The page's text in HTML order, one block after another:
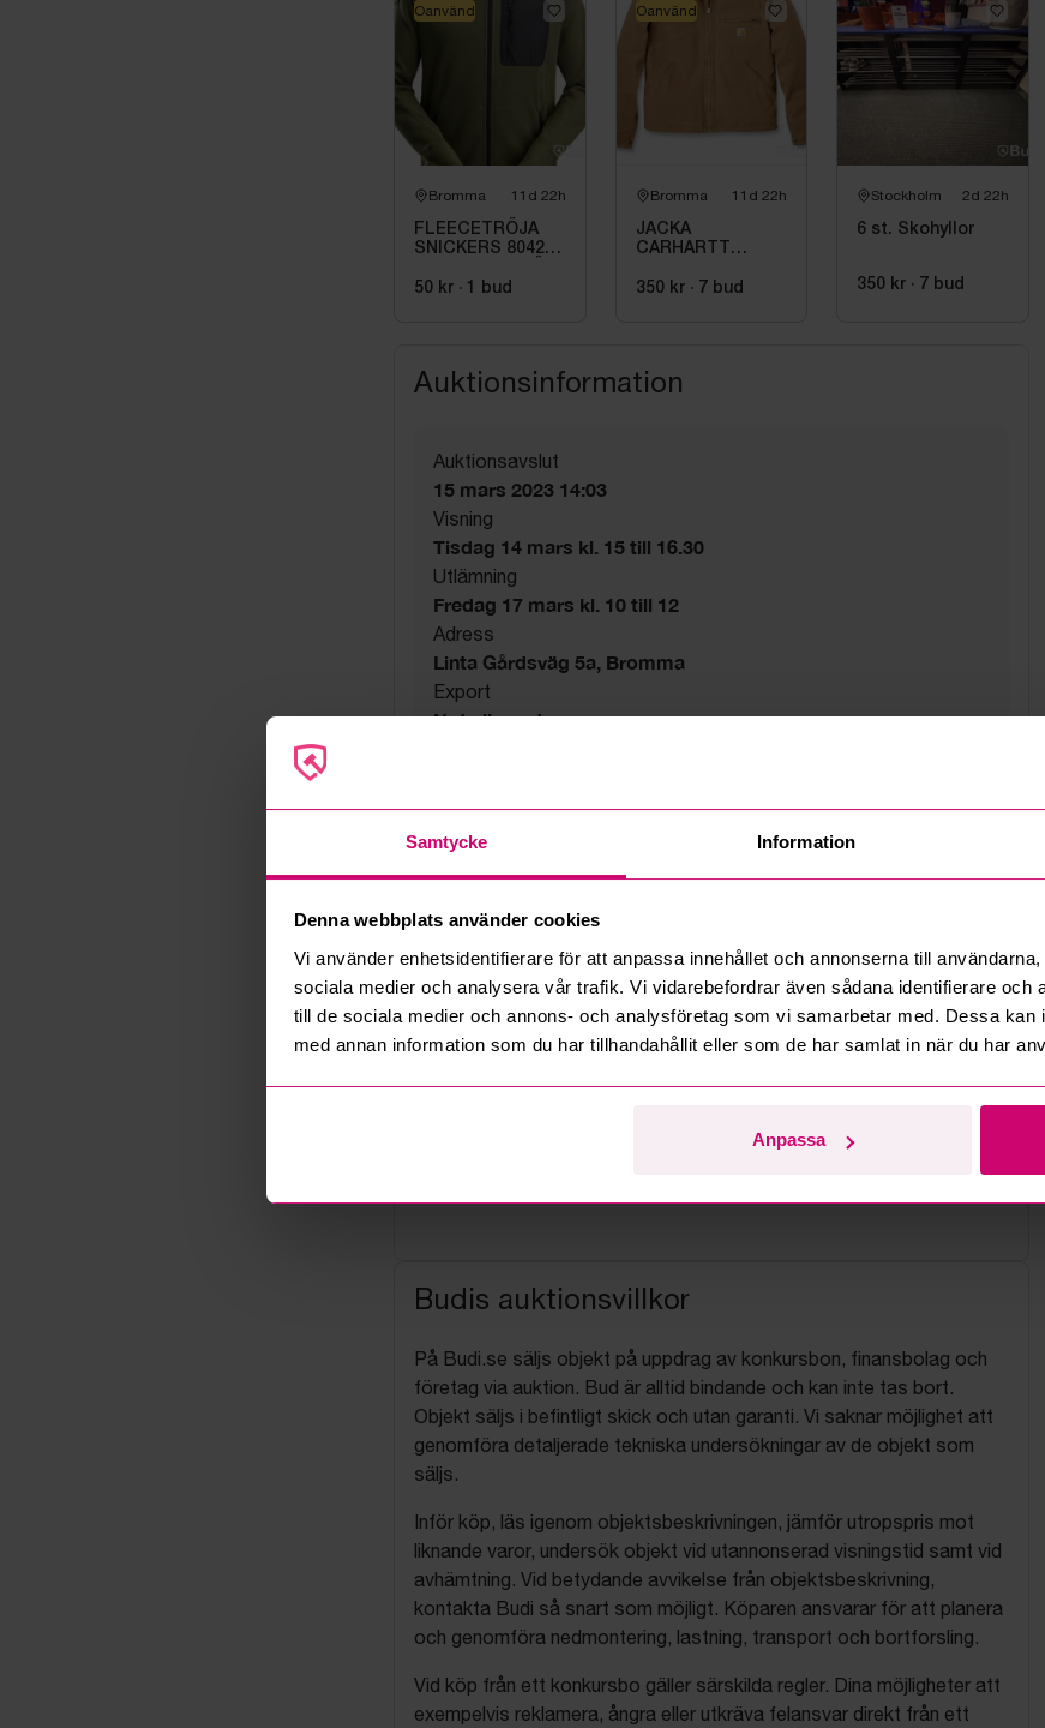
Samtycke Information
Denna webbplats använder cookies
Vi använder enhetsidentifierare för att anpassa innehållet och annonserna till
sociala medier och analysera vår trafik. Vi vidarebefordrar även sådana identifierare och
till de sociala medier och annons- och analysföretag som vi samarbetar med. Dessa kan
med annan information som du har tillhandahållit eller som de har samlat in när du har
Anpassa
Bromma 11d 22h
FLEECETRÖJA
SNICKERS 8042-
STL XS
50 kr · 1 bud
Oanvänd
Bromma 11d 22h
JACKA
CARHARTT
S
350 kr · 7 bud
Oanvänd
Stockholm 2d 22h
6 st. Skohyllor
350 kr · 7 bud
Auktionsinformation
Auktionsavslut
15 mars 2023 14:03
Visning
Tisdag 14 mars kl. 15 till 16.30
Utlämning
Fredag 17 mars kl. 10 till 12
Adress
Linta Gårdsväg 5a, Bromma
Export
Not allowed
Säljare
Konkursbo
Budis auktionsvillkor
På Budi.se säljs objekt på uppdrag av konkursbon, finansbolag och
företag via auktion. Bud är alltid bindande och kan inte tas bort.
Objekt säljs i befintligt skick och utan garanti. Vi saknar möjlighet att
genomföra detaljerade tekniska undersökningar av de objekt som
säljs.
Inför köp, läs igenom objektsbeskrivningen, jämför utropspris mot
liknande varor, undersök objekt vid utannonserad visningstid samt vid
avhämtning. Vid betydande avvikelse från objektsbeskrivning,
kontakta Budi så snart som möjligt. Köparen ansvarar för att planera
och genomföra nedmontering, lastning, transport och bortforsling.
Vid köp från ett konkursbo gäller särskilda regler. Dina möjligheter att
exempelvis reklamera, ångra eller utkräva felansvar direkt från ett